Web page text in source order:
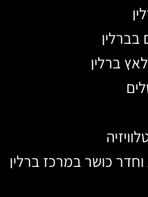
ברלין
כושר במרכז ברלין